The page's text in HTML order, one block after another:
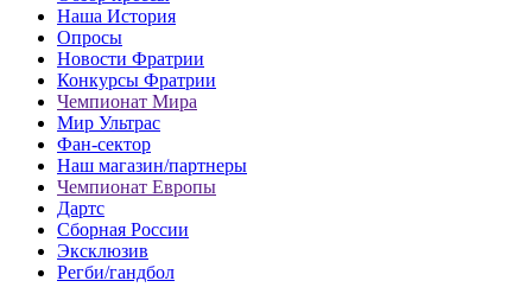
Наша История
Опросы
Новости Фратрии
Конкурсы Фратрии
Чемпионат Мира
Мир Ультрас
Фан-cектор
Наш магазин/партнеры
Чемпионат Европы
Дартс
Сборная России
Эксклюзив
Регби/гандбол